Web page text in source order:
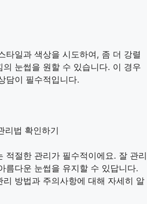
타일과 색상을 시도하여, 좀 더 강렬
눈썹을 원할 수 있습니다. 이 경우
담이 필수적입니다.
리법 확인하기
적절한 관리가 필수적이에요. 잘 관리
름다운 눈썹을 유지할 수 있답니다.
리 방법과 주의사항에 대해 자세히 알